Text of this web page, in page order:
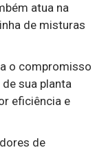
atua na
de misturas
o compromisso
sua planta
eficiência e
de